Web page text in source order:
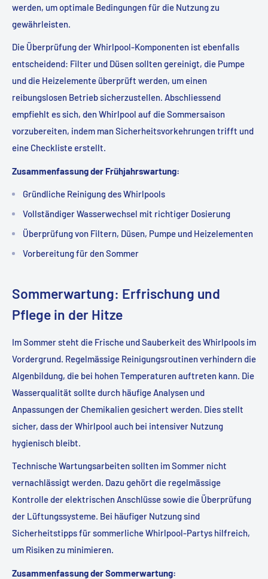
werden, um optimale Bedingungen für die Nutzung zu
gewährleisten.
Die Überprüfung der Whirlpool-Komponenten ist ebenfalls
entscheidend: Filter und Düsen sollten gereinigt, die Pumpe
und die Heizelemente überprüft werden, um einen
reibungslosen Betrieb sicherzustellen. Abschliessend
empfiehlt es sich, den Whirlpool auf die Sommersaison
vorzubereiten, indem man Sicherheitsvorkehrungen trifft und
eine Checkliste erstellt.
Zusammenfassung der Frühjahrswartung:
Gründliche Reinigung des Whirlpools
Vollständiger Wasserwechsel mit richtiger Dosierung
Überprüfung von Filtern, Düsen, Pumpe und Heizelementen
Vorbereitung für den Sommer
Sommerwartung: Erfrischung und
Pflege in der Hitze
Im Sommer steht die Frische und Sauberkeit des Whirlpools im
Vordergrund. Regelmässige Reinigungsroutinen verhindern die
Algenbildung, die bei hohen Temperaturen auftreten kann. Die
Wasserqualität sollte durch häufige Analysen und
Anpassungen der Chemikalien gesichert werden. Dies stellt
sicher, dass der Whirlpool auch bei intensiver Nutzung
hygienisch bleibt.
Technische Wartungsarbeiten sollten im Sommer nicht
vernachlässigt werden. Dazu gehört die regelmässige
Kontrolle der elektrischen Anschlüsse sowie die Überprüfung
der Lüftungssysteme. Bei häufiger Nutzung sind
Sicherheitstipps für sommerliche Whirlpool-Partys hilfreich,
um Risiken zu minimieren.
Zusammenfassung der Sommerwartung: